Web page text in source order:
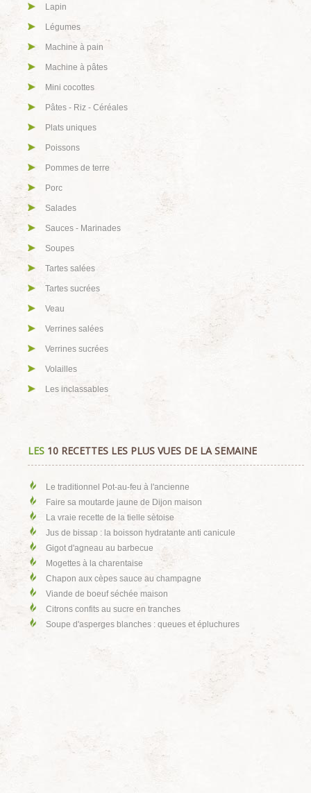
Lapin
Légumes
Machine à pain
Machine à pâtes
Mini cocottes
Pâtes - Riz - Céréales
Plats uniques
Poissons
Pommes de terre
Porc
Salades
Sauces - Marinades
Soupes
Tartes salées
Tartes sucrées
Veau
Verrines salées
Verrines sucrées
Volailles
Les inclassables
LES 10 RECETTES LES PLUS VUES DE LA SEMAINE
Le traditionnel Pot-au-feu à l'ancienne
Faire sa moutarde jaune de Dijon maison
La vraie recette de la tielle sètoise
Jus de bissap : la boisson hydratante anti canicule
Gigot d'agneau au barbecue
Mogettes à la charentaise
Chapon aux cèpes sauce au champagne
Viande de boeuf séchée maison
Citrons confits au sucre en tranches
Soupe d'asperges blanches : queues et épluchures